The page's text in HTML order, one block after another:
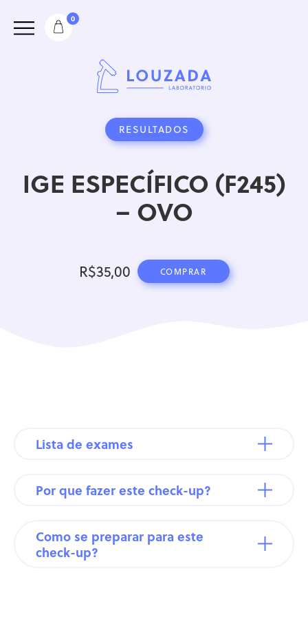
0
RESULTADOS
IGE ESPECÍFICO (F245)
– OVO
R$35,00 COMPRAR
Lista de exames
Por que fazer este check-up?
Como se preparar para este
check-up?